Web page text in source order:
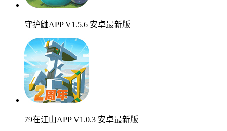
守护鼬APP V1.5.6 安卓最新版
79在江山APP V1.0.3 安卓最新版